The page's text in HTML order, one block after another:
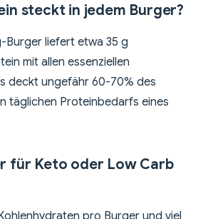
steckt in jedem Burger?
Burger liefert etwa 35 g
mit allen essenziellen
deckt ungefähr 60-70% des
täglichen Proteinbedarfs eines
für Keto oder Low Carb